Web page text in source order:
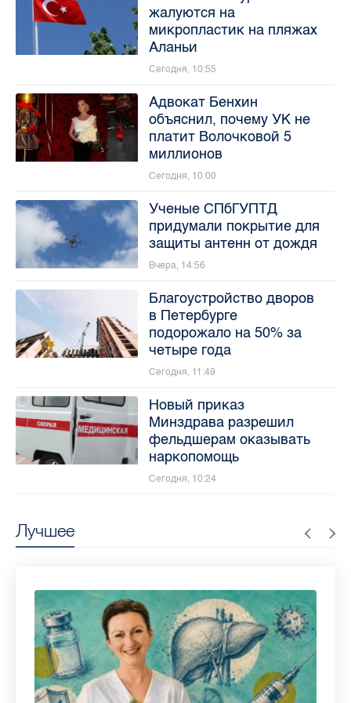
Лучшее
жалуются на
микропластик на пляжах
Аланьи
Сегодня, 10:55
Адвокат Бенхин
объяснил, почему УК не
платит Волочковой 5
миллионов
Сегодня, 10:00
Ученые СПбГУПТД
придумали покрытие для
защиты антенн от дождя
Вчера, 14:56
Благоустройство дворов
в Петербурге
подорожало на 50% за
четыре года
Сегодня, 11:49
Новый приказ
Минздрава разрешил
фельдшерам оказывать
наркопомощь
Сегодня, 10:24